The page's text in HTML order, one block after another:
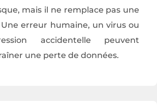
mais il ne remplace pas une
erreur humaine, un virus ou
accidentelle peuvent
une perte de données.